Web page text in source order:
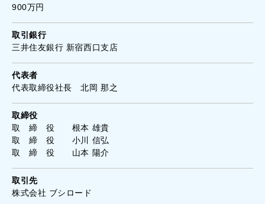
900万円
取引銀行
三井住友銀行 新宿西口支店
代表者
代表取締役社長 北岡 那之
取締役
取 締 役 根本 雄貴
取 締 役 小川 信弘
取 締 役 山本 陽介
取引先
株式会社 ブシロード